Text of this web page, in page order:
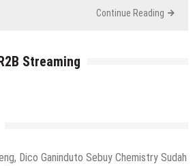
Continue Reading
Streaming
Dico Ganinduto Sebuy Chemistry Sudah